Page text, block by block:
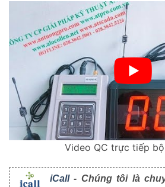
Video QC trực tiếp
iCall- Chúng tôi là